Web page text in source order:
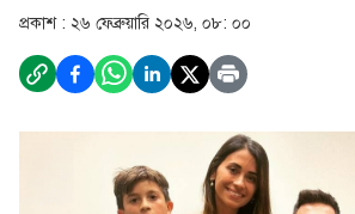
প্রকাশ : ২৬ ফেব্রুয়ারি ২০২৬, ০৮: ০০